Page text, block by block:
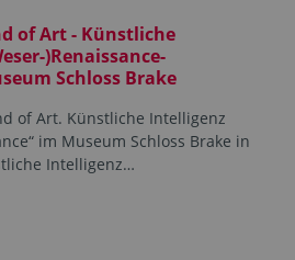
of Art - Künstliche
)Renaissance-
Schloss Brake
of Art. Künstliche Intelligenz
im Museum Schloss Brake in
Intelligenz…